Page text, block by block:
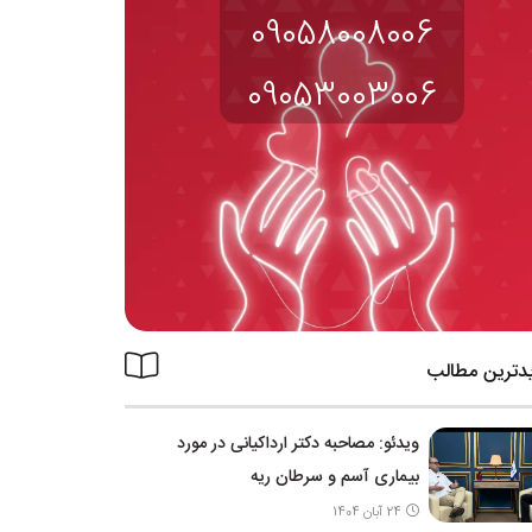
09058008006
09053003006
مطالب
ویدئو: مصاحبه دکتر ارداکیانی در مورد
بیماری آسم و سرطان ریه
24 آبان 1404